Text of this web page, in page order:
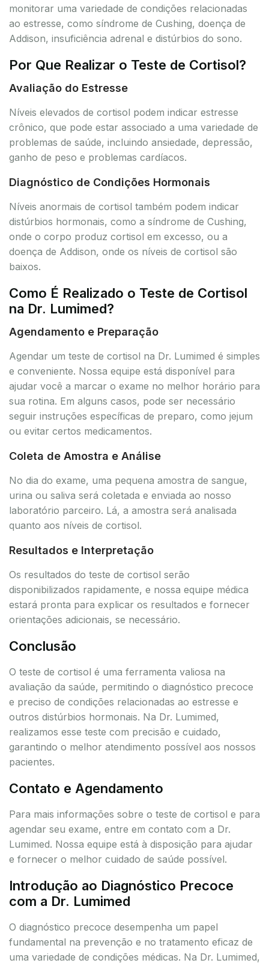
monitorar uma variedade de condições relacionadas
ao estresse, como síndrome de Cushing, doença de
Addison, insuficiência adrenal e distúrbios do sono.
Por Que Realizar o Teste de Cortisol?
Avaliação do Estresse
Níveis elevados de cortisol podem indicar estresse
crônico, que pode estar associado a uma variedade de
problemas de saúde, incluindo ansiedade, depressão,
ganho de peso e problemas cardíacos.
Diagnóstico de Condições Hormonais
Níveis anormais de cortisol também podem indicar
distúrbios hormonais, como a síndrome de Cushing,
onde o corpo produz cortisol em excesso, ou a
doença de Addison, onde os níveis de cortisol são
baixos.
Como É Realizado o Teste de Cortisol
na Dr. Lumimed?
Agendamento e Preparação
Agendar um teste de cortisol na Dr. Lumimed é simples
e conveniente. Nossa equipe está disponível para
ajudar você a marcar o exame no melhor horário para
sua rotina. Em alguns casos, pode ser necessário
seguir instruções específicas de preparo, como jejum
ou evitar certos medicamentos.
Coleta de Amostra e Análise
No dia do exame, uma pequena amostra de sangue,
urina ou saliva será coletada e enviada ao nosso
laboratório parceiro. Lá, a amostra será analisada
quanto aos níveis de cortisol.
Resultados e Interpretação
Os resultados do teste de cortisol serão
disponibilizados rapidamente, e nossa equipe médica
estará pronta para explicar os resultados e fornecer
orientações adicionais, se necessário.
Conclusão
O teste de cortisol é uma ferramenta valiosa na
avaliação da saúde, permitindo o diagnóstico precoce
e preciso de condições relacionadas ao estresse e
outros distúrbios hormonais. Na Dr. Lumimed,
realizamos esse teste com precisão e cuidado,
garantindo o melhor atendimento possível aos nossos
pacientes.
Contato e Agendamento
Para mais informações sobre o teste de cortisol e para
agendar seu exame, entre em contato com a Dr.
Lumimed. Nossa equipe está à disposição para ajudar
e fornecer o melhor cuidado de saúde possível.
Introdução ao Diagnóstico Precoce
com a Dr. Lumimed
O diagnóstico precoce desempenha um papel
fundamental na prevenção e no tratamento eficaz de
uma variedade de condições médicas. Na Dr. Lumimed,